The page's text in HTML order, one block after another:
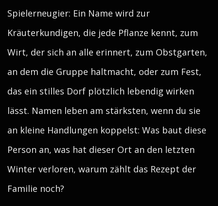
Spielerneugier: Ein Name wird zur
Kräuterkundigen, die jede Pflanze kennt, zum
Wirt, der sich an alle erinnert, zum Obstgarten,
an dem die Gruppe haltmacht, oder zum Fest,
das ein stilles Dorf plötzlich lebendig wirken
lässt. Namen leben am stärksten, wenn du sie
an kleine Handlungen koppelst: Was baut diese
Person an, was hat dieser Ort an den letzten
Winter verloren, warum zählt das Rezept der
Familie noch?